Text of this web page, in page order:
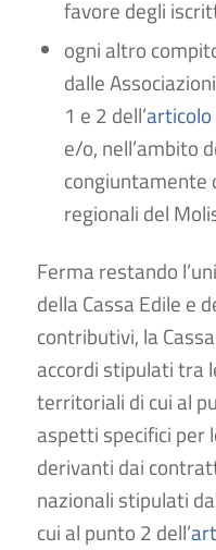
favore degli
ogni altro
dalle
1 e 2 dell’articolo
e/o, nell’ambito
congiuntamente
regionali del
Ferma restando
della Cassa Edile e
contributivi, la
accordi stipulati tra
territoriali di cui al
aspetti specifici per
derivanti dai
nazionali stipulati
cui al punto 2 dell’